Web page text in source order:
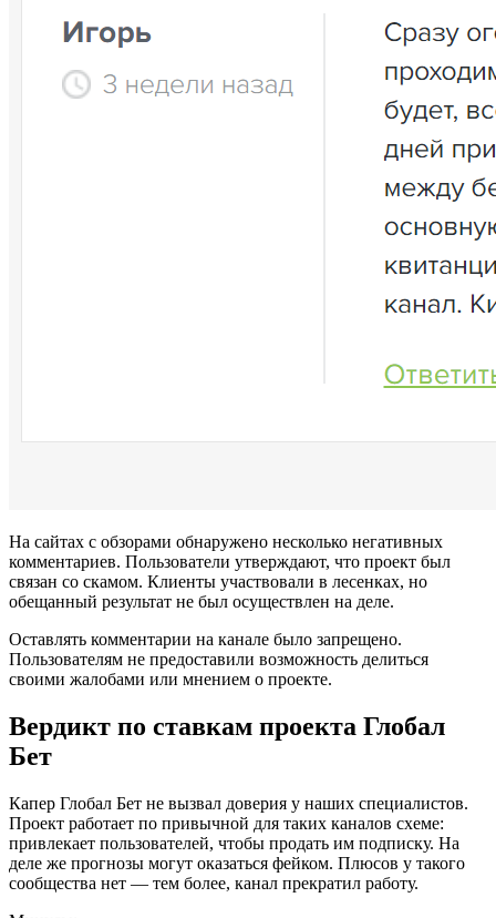
На сайтах с обзорами обнаружено несколько негативных
комментариев. Пользователи утверждают, что проект был
связан со скамом. Клиенты участвовали в лесенках, но
обещанный результат не был осуществлен на деле.
Оставлять комментарии на канале было запрещено.
Пользователям не предоставили возможность делиться
своими жалобами или мнением о проекте.
Вердикт по ставкам проекта Глобал
Бет
Капер Глобал Бет не вызвал доверия у наших специалистов.
Проект работает по привычной для таких каналов схеме:
привлекает пользователей, чтобы продать им подписку. На
деле же прогнозы могут оказаться фейком. Плюсов у такого
сообщества нет — тем более, канал прекратил работу.